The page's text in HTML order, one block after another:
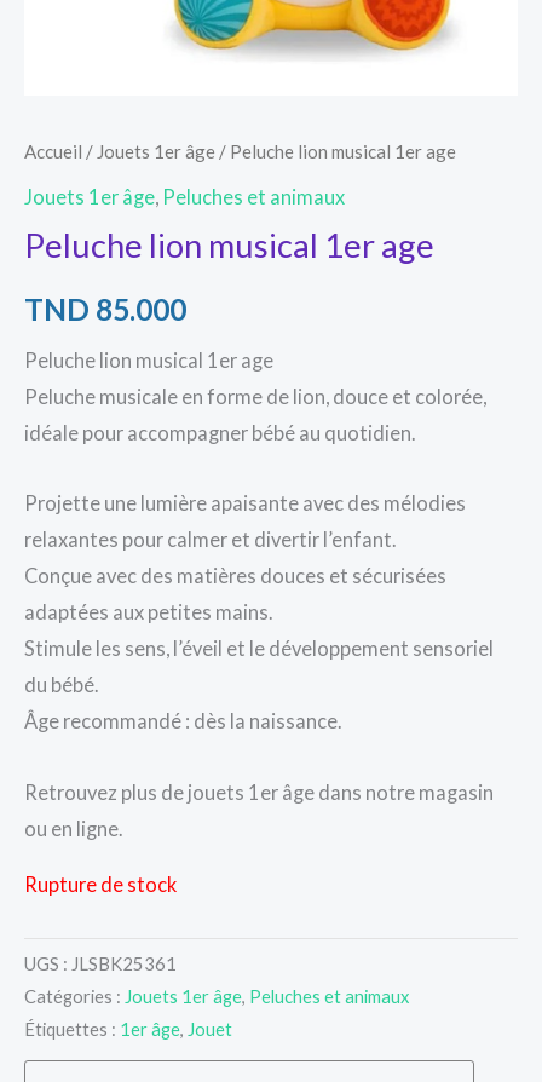
Accueil / Jouets 1er âge / Peluche lion musical 1er age
Jouets 1er âge Peluches et animaux
Peluche lion musical 1er age
TND 85.000
Peluche lion musical 1er age
Peluche musicale en forme de lion, douce et colorée,
idéale pour accompagner bébé au quotidien.
Projette une lumière apaisante avec des mélodies
relaxantes pour calmer et divertir l’enfant.
Conçue avec des matières douces et sécurisées
adaptées aux petites mains.
Stimule les sens, l’éveil et le développement sensoriel
du bébé.
Âge recommandé : dès la naissance.
Retrouvez plus de jouets 1er âge dans notre magasin
ou en ligne.
Rupture de stock
UGS : JLSBK25361
Catégories : Jouets 1er âge, Peluches et animaux
Étiquettes : 1er âge, Jouet